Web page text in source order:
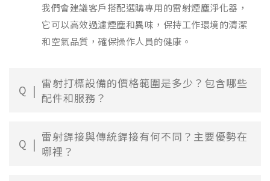
我們會建議客戶搭配選購專用的雷射煙塵淨化器，
它可以高效過濾煙塵和異味，保持工作環境的清潔
和空氣品質，確保操作人員的健康。
Q
雷射打標設備的價格範圍是多少？包含哪些
配件和服務？
Q
雷射銲接與傳統銲接有何不同？主要優勢在
哪裡？